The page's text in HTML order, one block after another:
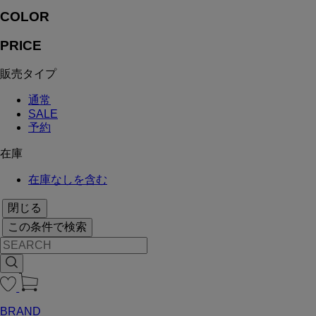
COLOR
PRICE
販売タイプ
通常
SALE
予約
在庫
在庫なしを含む
閉じる
この条件で検索
BRAND